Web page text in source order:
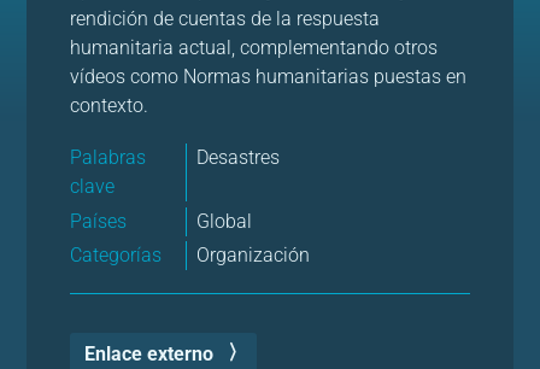
rendición de cuentas de la respuesta
humanitaria actual, complementando otros
vídeos como Normas humanitarias puestas en
contexto.
Palabras
clave
Desastres
Países
Global
Categorías
Organización
Enlace externo